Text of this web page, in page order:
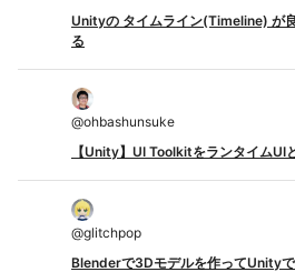
Unityの タイムライン(Timeline) が
る
@ohbashunsuke
【Unity】UI ToolkitをランタイムUI
@glitchpop
Blenderで3Dモデルを作ってUnity